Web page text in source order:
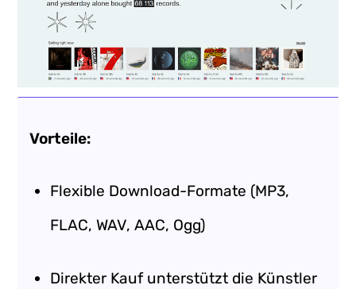
Vorteile:
Flexible Download-Formate (MP3,
FLAC, WAV, AAC, Ogg)
Direkter Kauf unterstützt die Künstler